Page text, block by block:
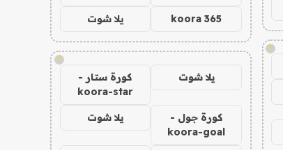
!
koora 365 يلا شوت
!
يلا شوت
كورة ستار -
koora-star
كورة جول -
koora-goal
يلا شوت